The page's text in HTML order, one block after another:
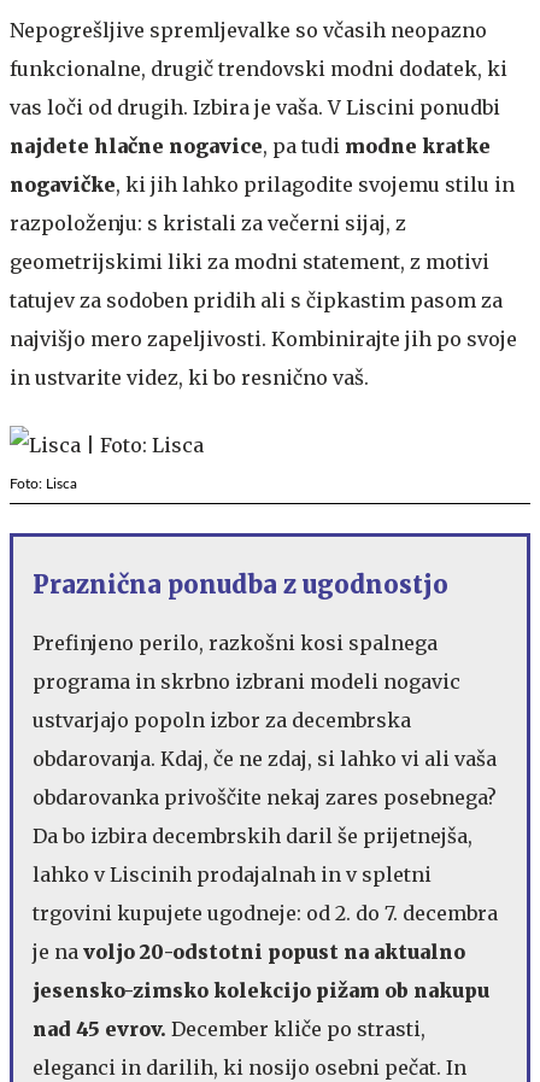
Nepogrešljive spremljevalke so včasih neopazno
funkcionalne, drugič trendovski modni dodatek, ki
vas loči od drugih. Izbira je vaša. V Liscini ponudbi
najdete hlačne nogavice, pa tudi modne kratke
nogavičke, ki jih lahko prilagodite svojemu stilu in
razpoloženju: s kristali za večerni sijaj, z
geometrijskimi liki za modni statement, z motivi
tatujev za sodoben pridih ali s čipkastim pasom za
najvišjo mero zapeljivosti. Kombinirajte jih po svoje
in ustvarite videz, ki bo resnično vaš.
Foto: Lisca
Praznična ponudba z ugodnostjo
Prefinjeno perilo, razkošni kosi spalnega
programa in skrbno izbrani modeli nogavic
ustvarjajo popoln izbor za decembrska
obdarovanja. Kdaj, če ne zdaj, si lahko vi ali vaša
obdarovanka privoščite nekaj zares posebnega?
Da bo izbira decembrskih daril še prijetnejša,
lahko v Liscinih prodajalnah in v spletni
trgovini kupujete ugodneje: od 2. do 7. decembra
je na voljo 20-odstotni popust na aktualno
jesensko-zimsko kolekcijo pižam ob nakupu
nad 45 evrov. December kliče po strasti,
eleganci in darilih, ki nosijo osebni pečat. In